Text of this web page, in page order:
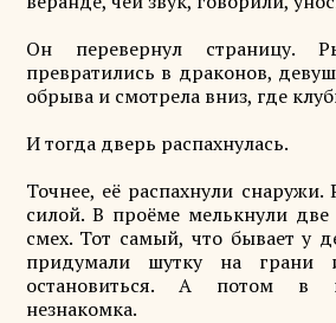
Он перевернул страницу.
превратились в драконов,
обрыва и смотрела вниз, где
И тогда дверь распахнулась.
Точнее, её распахнули
силой. В проёме мелькнули
смех. Тот самый, что бывает у
придумали шутку на
остановиться. А потом в
незнакомка.